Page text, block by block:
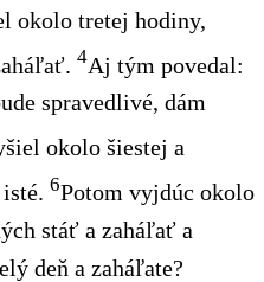
okolo tretej hodiny,
4Aj tým povedal:
spravedlivé, dám
okolo šiestej a
6Potom vyjdúc okolo
stáť a zaháľať a
deň a zaháľate?